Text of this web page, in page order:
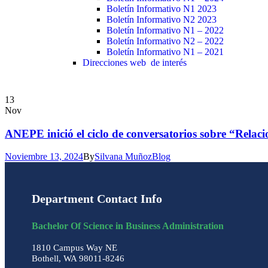
Boletín Informativo N1 2023
Boletín Informativo N2 2023
Boletín Informativo N1 – 2022
Boletín Informativo N2 – 2022
Boletín Informativo N1 – 2021
Direcciones web de interés
13
Nov
ANEPE inició el ciclo de conversatorios sobre
Noviembre 13, 2024BySilvana MuñozBlog
Department Contact Info
Bachelor Of Science in Business Administration
1810 Campus Way NE
Bothell, WA 98011-8246